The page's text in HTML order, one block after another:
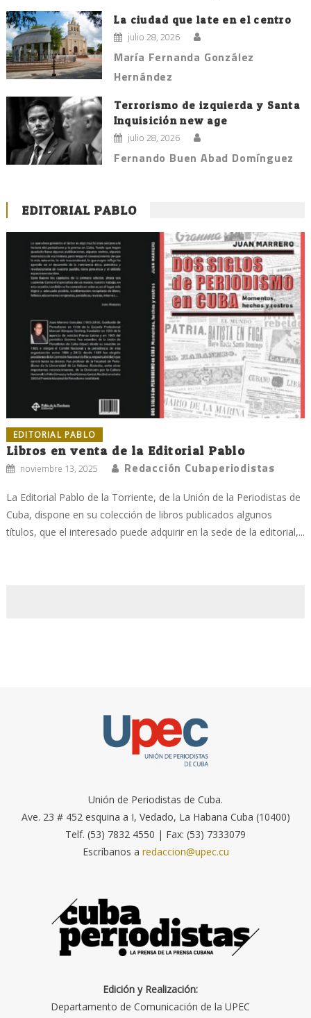
La ciudad que late en el centro
julio 28, 2026
María Fernanda González
Hernández
Terrorismo de izquierda y Santa
Inquisición new age
julio 28, 2026
Fernando Buen Abad Domínguez
EDITORIAL PABLO
EDITORIAL PABLO
Libros en venta de la Editorial Pablo
noviembre 13, 2025 Redacción Cubaperiodistas
La Editorial Pablo de la Torriente, de la Unión de la Periodistas de
Cuba, dispone en su colección de libros publicados algunos
títulos, que el interesado puede adquirir en la sede de la editorial,...
Unión de Periodistas de Cuba.
Ave. 23 # 452 esquina a I, Vedado, La Habana Cuba (10400)
Telf. (53) 7832 4550 | Fax: (53) 7333079
Escríbanos a redaccion@upec.cu
Edición y Realización:
Departamento de Comunicación de la UPEC